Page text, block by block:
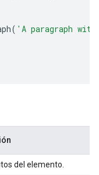
( 'A paragraph
del elemento.